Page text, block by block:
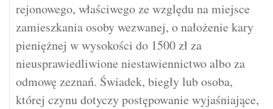
rejonowego, właściwego ze względu na miejsce
zamieszkania osoby wezwanej, o nałożenie kary
pieniężnej w wysokości do 1500 zł za
nieusprawiedliwione niestawiennictwo albo za
odmowę zeznań. Świadek, biegły lub osoba,
której czynu dotyczy postępowanie wyjaśniające,